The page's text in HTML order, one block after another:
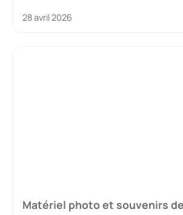
28 avril 2026
Matériel photo et souvenirs